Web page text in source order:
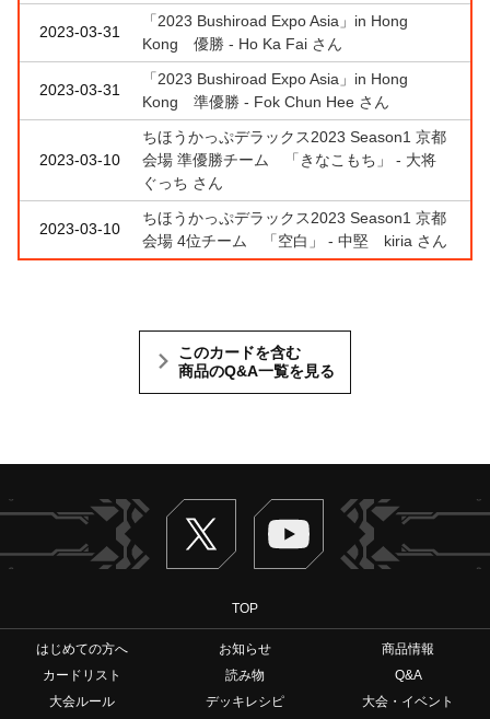
2023-03-31
「2023 Bushiroad Expo Asia」in Hong
Kong 優勝 - Ho Ka Fai さん
2023-03-31
「2023 Bushiroad Expo Asia」in Hong
Kong 準優勝 - Fok Chun Hee さん
2023-03-10
ちほうかっぷデラックス2023 Season1 京都
会場 準優勝チーム 「きなこもち」 - 大将
ぐっち さん
2023-03-10
ちほうかっぷデラックス2023 Season1 京都
会場 4位チーム 「空白」 - 中堅 kiria さん
このカードを含む
商品のQ&A一覧を見る
Twitter ヴァンガードch
TOP
はじめての方へ お知らせ
商品情報
カードリスト
読み物
Q&A
大会ルール
デッキレシピ
大会・イベント